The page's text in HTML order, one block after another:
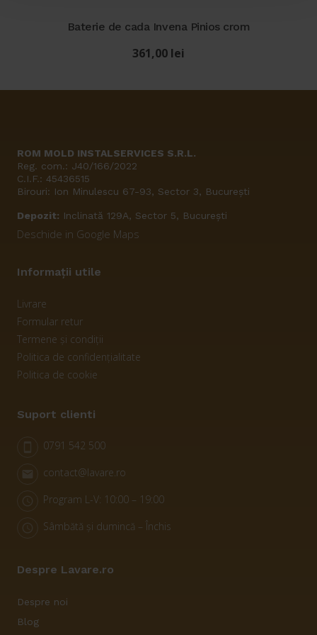
Baterie de cada Invena Pinios crom
361,00 lei
ROM MOLD INSTALSERVICES S.R.L.
Reg. com.: J40/166/2022
C.I.F.: 45436515
Birouri: Ion Minulescu 67-93, Sector 3, București
Depozit: Inclinată 129A, Sector 5, București
Deschide in Google Maps
Informații utile
Livrare
Formular retur
Termene și condiții
Politica de confidențialitate
Politica de cookie
Suport clienti
0791 542 500
contact@lavare.ro
Program L-V: 10:00 – 19:00
Sâmbătă și dumincă – Închis
Despre Lavare.ro
Despre noi
Blog